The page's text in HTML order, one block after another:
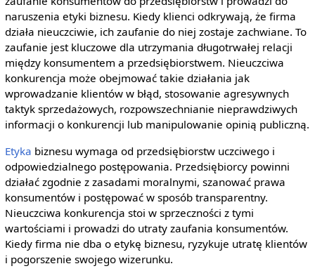
naruszenia etyki biznesu. Kiedy klienci odkrywają, że firma
działa nieuczciwie, ich zaufanie do niej zostaje zachwiane. To
zaufanie jest kluczowe dla utrzymania długotrwałej relacji
między konsumentem a przedsiębiorstwem. Nieuczciwa
konkurencja może obejmować takie działania jak
wprowadzanie klientów w błąd, stosowanie agresywnych
taktyk sprzedażowych, rozpowszechnianie nieprawdziwych
informacji o konkurencji lub manipulowanie opinią publiczną.
Etyka biznesu wymaga od przedsiębiorstw uczciwego i
odpowiedzialnego postępowania. Przedsiębiorcy powinni
działać zgodnie z zasadami moralnymi, szanować prawa
konsumentów i postępować w sposób transparentny.
Nieuczciwa konkurencja stoi w sprzeczności z tymi
wartościami i prowadzi do utraty zaufania konsumentów.
Kiedy firma nie dba o etykę biznesu, ryzykuje utratę klientów
i pogorszenie swojego wizerunku.